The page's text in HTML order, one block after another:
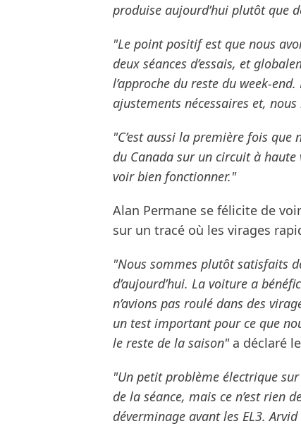
produise aujourd’hui plutôt que
"Le point positif est que nous
deux séances d’essais, et
l’approche du reste du week-
ajustements nécessaires et,
"C’est aussi la première fois
du Canada sur un circuit à haute
voir bien fonctionner."
Alan Permane se félicite de
sur un tracé où les virages
"Nous sommes plutôt satisfaits
d’aujourd’hui. La voiture a
n’avions pas roulé dans des
un test important pour ce que
le reste de la saison"a déclaré
"Un petit problème électrique
de la séance, mais ce n’est rien
déverminage avant les EL3.